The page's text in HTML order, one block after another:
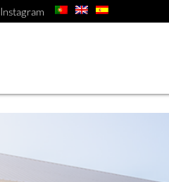
Instagram